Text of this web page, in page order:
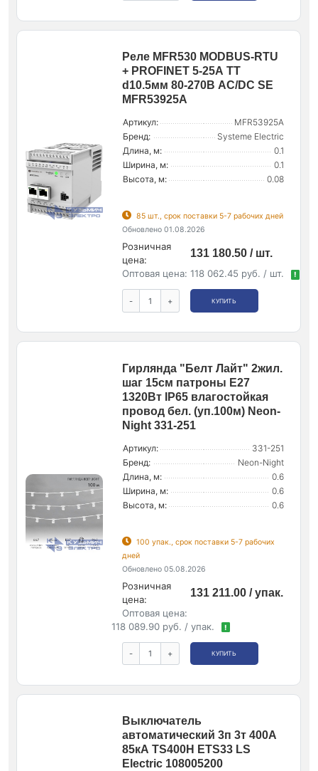
Реле MFR530 MODBUS-RTU
+ PROFINET 5-25А ТТ
d10.5мм 80-270В AC/DC SE
MFR53925A
Артикул:
MFR53925A
Бренд:
Systeme Electric
Длина, м:
0.1
Ширина, м:
0.1
Высота, м:
0.08
85 шт., срок поставки 5-7 рабочих дней
Обновлено 01.08.2026
Розничная
цена:
131 180.50 / шт.
Оптовая цена: 118 062.45 руб. / шт. !
- + КУПИТЬ
Гирлянда "Белт Лайт" 2жил.
шаг 15см патроны E27
1320Вт IP65 влагостойкая
провод бел. (уп.100м) Neon-
Night 331-251
Артикул:
331-251
Бренд:
Neon-Night
Длина, м:
0.6
Ширина, м:
0.6
Высота, м:
0.6
100 упак., срок поставки 5-7 рабочих
дней
Обновлено 05.08.2026
Розничная
цена:
131 211.00 / упак.
Оптовая цена:
118 089.90 руб. / упак.
!
- + КУПИТЬ
Выключатель
автоматический 3п 3т 400А
85кА TS400H ETS33 LS
Electric 108005200